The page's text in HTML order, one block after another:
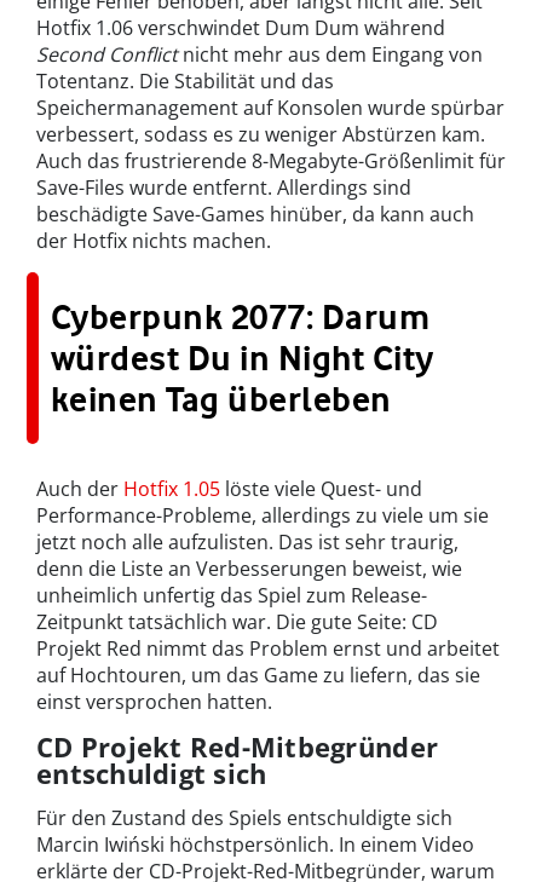
Hotfix 1.06 verschwindet Dum Dum während
Second Conflictnicht mehr aus dem Eingang von
Totentanz. Die Stabilität und das
Speichermanagement auf Konsolen wurde spürbar
verbessert, sodass es zu weniger Abstürzen kam.
Auch das frustrierende 8-Megabyte-Größenlimit für
Save-Files wurde entfernt. Allerdings sind
beschädigte Save-Games hinüber, da kann auch
der Hotfix nichts machen.
Cyberpunk 2077: Darum
würdest Du in Night City
keinen Tag überleben
Auch der Hotfix 1.05 löste viele Quest- und
Performance-Probleme, allerdings zu viele um sie
jetzt noch alle aufzulisten. Das ist sehr traurig,
denn die Liste an Verbesserungen beweist, wie
unheimlich unfertig das Spiel zum Release-
Zeitpunkt tatsächlich war. Die gute Seite: CD
Projekt Red nimmt das Problem ernst und arbeitet
auf Hochtouren, um das Game zu liefern, das sie
einst versprochen hatten.
CD Projekt Red-Mitbegründer
entschuldigt sich
Für den Zustand des Spiels entschuldigte sich
Marcin Iwiński höchstpersönlich. In einem Video
erklärte der CD-Projekt-Red-Mitbegründer, warum